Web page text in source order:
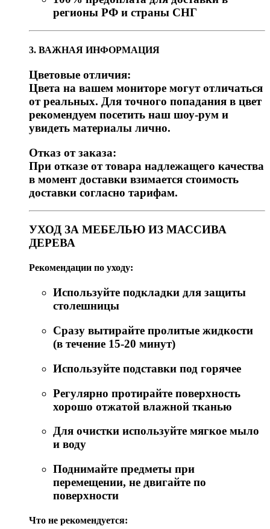
регионы РФ и страны СНГ
3. ВАЖНАЯ ИНФОРМАЦИЯ
Цветовые отличия:
Цвета на вашем мониторе могут отличаться
от реальных. Для точного попадания в цвет
рекомендуем посетить наш шоу-рум и
увидеть материалы лично.
Отказ от заказа:
При отказе от товара надлежащего качества
в момент доставки взимается стоимость
доставки согласно тарифам.
УХОД ЗА МЕБЕЛЬЮ ИЗ МАССИВА
ДЕРЕВА
Рекомендации по уходу:
Используйте подкладки для защиты
столешницы
Сразу вытирайте пролитые жидкости
(в течение 15-20 минут)
Используйте подставки под горячее
Регулярно протирайте поверхность
хорошо отжатой влажной тканью
Для очистки используйте мягкое мыло
и воду
Поднимайте предметы при
перемещении, не двигайте по
поверхности
Что не рекомендуется: